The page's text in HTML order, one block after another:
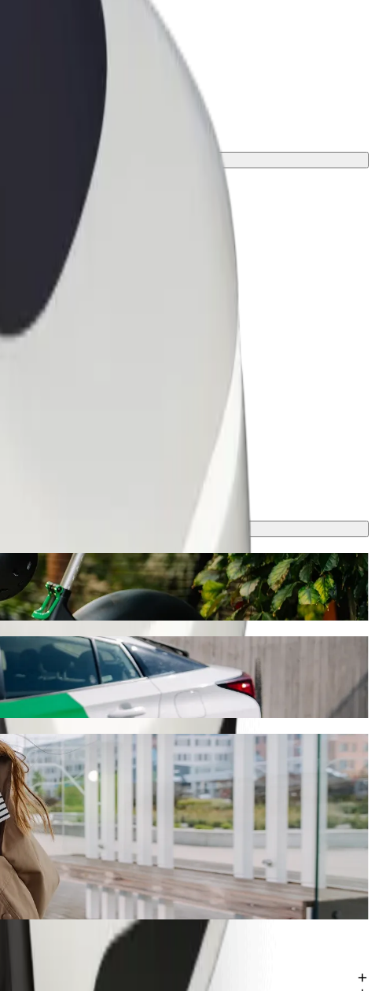
og tjenester oppskalert for
turen ca. 12 min og koster omtrent 2 036,10 NGN NGN. Uansett hva